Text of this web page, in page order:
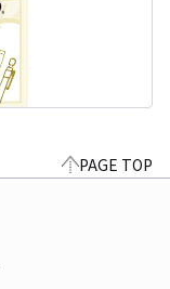
PAGE TOP